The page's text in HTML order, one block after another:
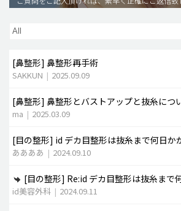
メンズ整形
idリアルストーリー
idニュース
安全整形
ご相談のお問い合わせ
[鼻整形] 鼻整形再手術
SAKKUN | 2025.09.09
[鼻整形] 鼻整形とバストアップと抜糸につ
ma | 2025.03.09
[目の整形] id デカ目整形は抜糸まで何日か
ああああ | 2024.09.10
[目の整形] Re:id デカ目整形は抜糸まで
id美容外科 | 2024.09.11